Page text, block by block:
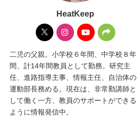
HeatKeep
二児の父親。小学校６年間、中学校８年
間、計14年間教員として勤務。研究主
任、進路指導主事、情報主任、自治体の
運動部長務める。現在は、非常勤講師と
して働く一方、教員のサポートができる
ように情報発信中。